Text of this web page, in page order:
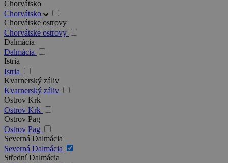
Chorvátsko
Chorvátsko
Chorvátske ostrovy
Chorvátske ostrovy
Dalmácia
Dalmácia
Istria
Istria
Kvarnerský záliv
Kvarnerský záliv
Ostrov Krk
Ostrov Krk
Ostrov Pag
Ostrov Pag
Severná Dalmácia
Severná Dalmácia
Střední Dalmácia